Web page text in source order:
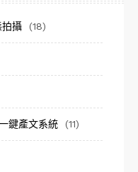
攝 (18)
鍵產文系統 (11)